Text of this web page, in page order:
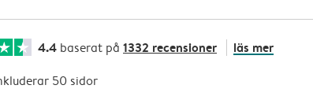
4.4 baserat på 1332 recensioner läs mer
50 sidor